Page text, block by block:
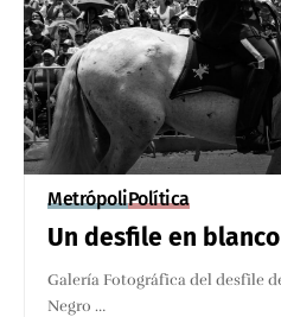
MetrópoliPolítica
Un desfile en
Galería Fotográfica del desfile
Negro …